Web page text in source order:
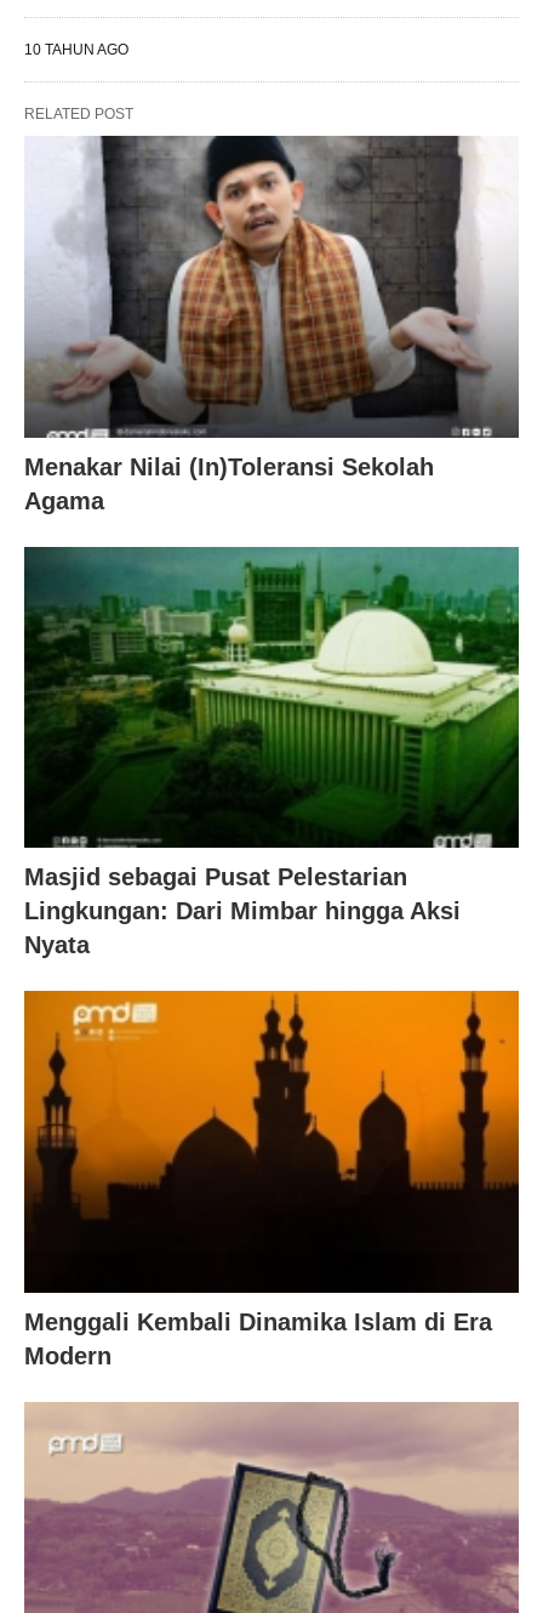
10 TAHUN AGO
RELATED POST
Menakar Nilai (In)Toleransi Sekolah
Agama
Masjid sebagai Pusat Pelestarian
Lingkungan: Dari Mimbar hingga Aksi
Nyata
Menggali Kembali Dinamika Islam di Era
Modern